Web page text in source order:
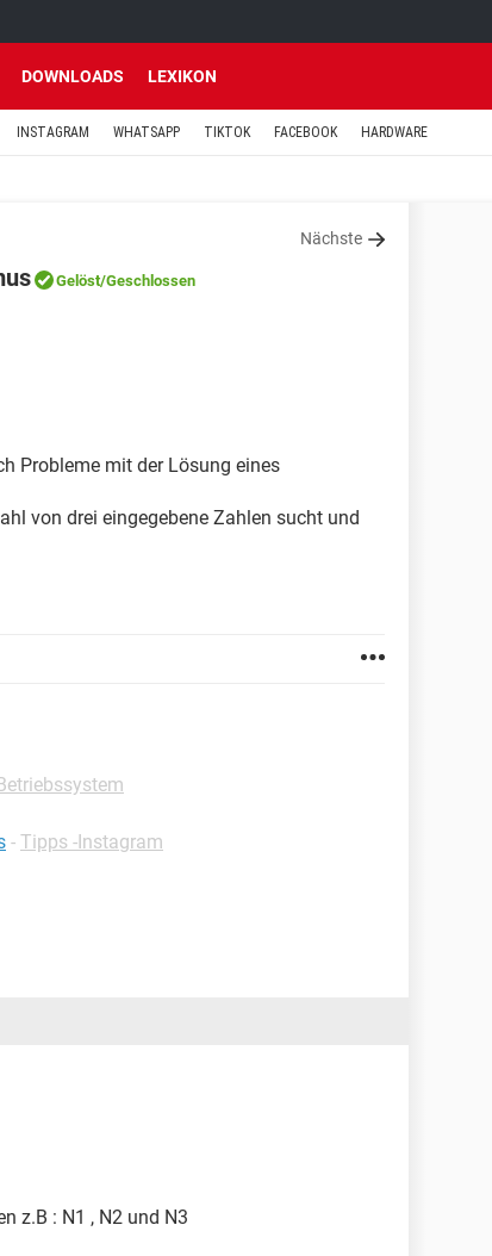
DOWNLOADS LEXIKON
INSTAGRAM WHATSAPP TIKTOK FACEBOOK HARDWARE
Nächste
Gelöst/Geschlossen
Probleme mit der Lösung eines
von drei eingegebene Zahlen sucht und
- Tipps -Instagram
z.B : N1 , N2 und N3